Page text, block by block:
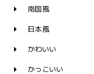
南国風
日本風
かわいい
かっこいい